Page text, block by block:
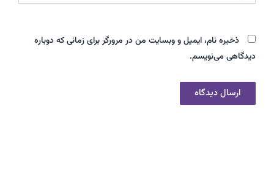
ذخیره نام، ایمیل و وبسایت من در مرورگر برای زمانی که دوباره
دیدگاهی می‌نویسم.